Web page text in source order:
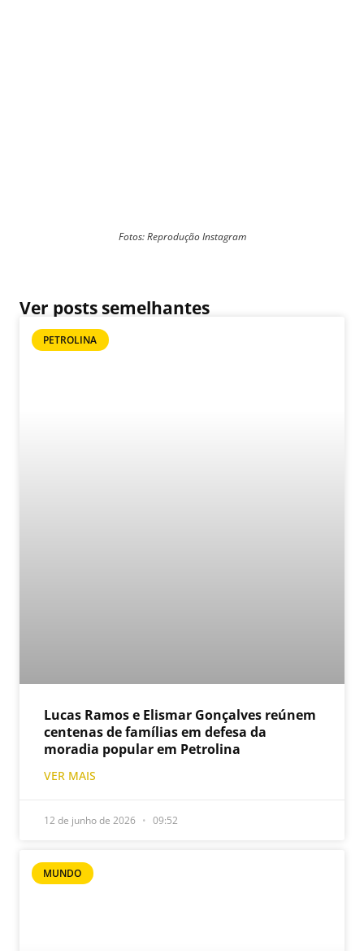
Fotos: Reprodução Instagram
Ver posts semelhantes
PETROLINA
Lucas Ramos e Elismar Gonçalves reúnem
centenas de famílias em defesa da
moradia popular em Petrolina
VER MAIS
12 de junho de 2026 09:52
MUNDO